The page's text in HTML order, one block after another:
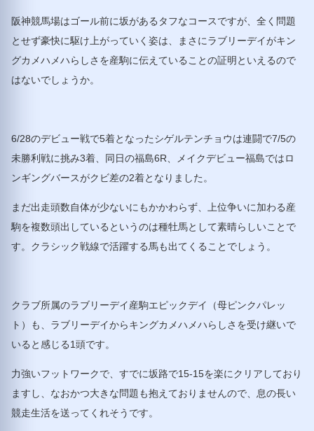
阪神競馬場はゴール前に坂があるタフなコースですが、全く問題
とせず豪快に駆け上がっていく姿は、まさにラブリーデイがキン
グカメハメハらしさを産駒に伝えていることの証明といえるので
はないでしょうか。
6/28のデビュー戦で5着となったシゲルテンチョウは連闘で7/5の
未勝利戦に挑み3着、同日の福島6R、メイクデビュー福島ではロ
ンギングバースがクビ差の2着となりました。
まだ出走頭数自体が少ないにもかかわらず、上位争いに加わる産
駒を複数頭出しているというのは種牡馬として素晴らしいことで
す。クラシック戦線で活躍する馬も出てくることでしょう。
クラブ所属のラブリーデイ産駒エピックデイ（母ピンクパレッ
ト）も、ラブリーデイからキングカメハメハらしさを受け継いで
いると感じる1頭です。
力強いフットワークで、すでに坂路で15-15を楽にクリアしており
ますし、なおかつ大きな問題も抱えておりませんので、息の長い
競走生活を送ってくれそうです。